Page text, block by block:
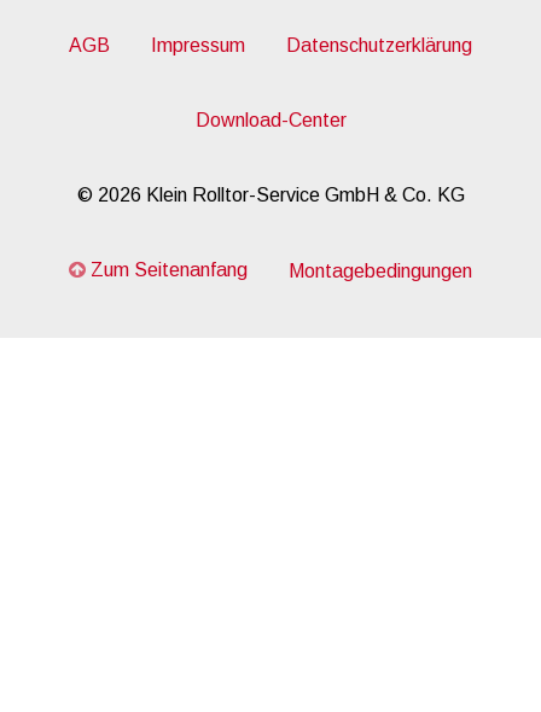
AGB Impressum Datenschutzerklärung
Download-Center
© 2026 Klein Rolltor-Service GmbH & Co. KG
Zum Seitenanfang Montagebedingungen